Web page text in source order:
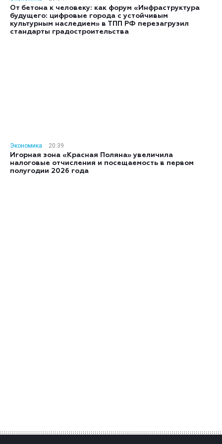
От бетона к человеку: как форум «Инфраструктура
будущего: цифровые города с устойчивым
культурным наследием» в ТПП РФ перезагрузил
стандарты градостроительства
Экономика
20:39
Игорная зона «Красная Поляна» увеличила
налоговые отчисления и посещаемость в первом
полугодии 2026 года